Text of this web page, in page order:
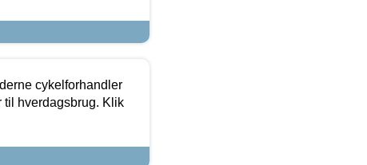
cykelforhandler
til hverdagsbrug. Klik